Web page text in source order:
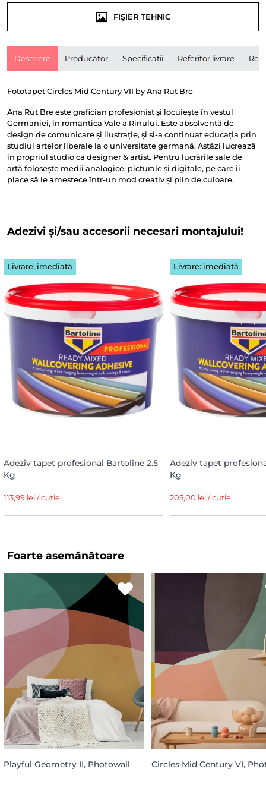
FIȘIER TEHNIC
Descriere Producător Specificații Referitor livrare
Fototapet Circles Mid Century VII by Ana Rut Bre
Ana Rut Bre este grafician profesionist și locuiește în vestul
Germaniei, în romantica Vale a Rinului. Este absolventă de
design de comunicare și ilustrație, și și-a continuat educația prin
studiul artelor liberale la o universitate germană. Astăzi lucrează
în propriul studio ca designer & artist. Pentru lucrările sale de
artă folosește medii analogice, picturale și digitale, pe care îi
place să le amestece într-un mod creativ și plin de culoare.
Adezivi și/sau accesorii necesari montajului!
Livrare: imediată
Adeziv tapet profesional Bartoline 2.5
Kg
113,99 lei / cutie
Livrare: imediată
Adeziv tapet
Kg
205,00 lei / cutie
Foarte asemănătoare
Playful Geometry II, Photowall Circles Mid Century VI,